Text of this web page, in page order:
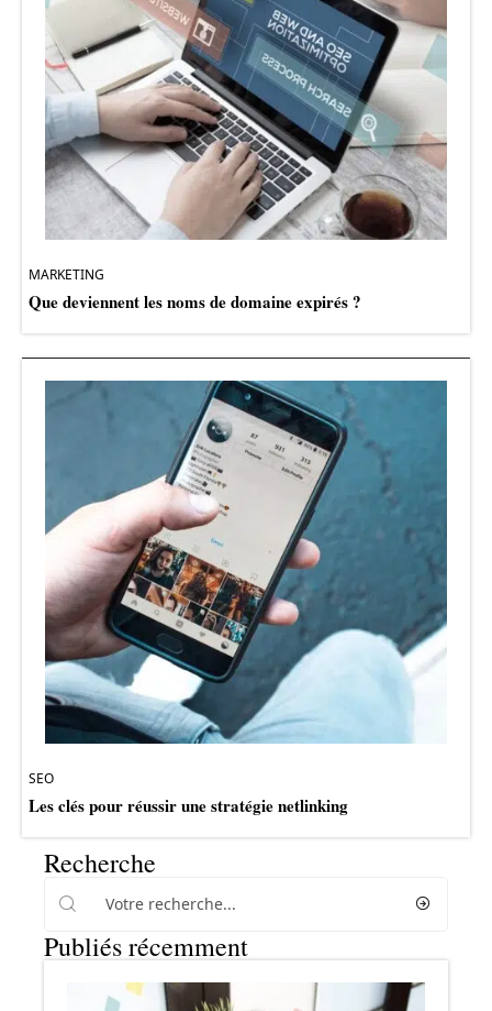
MARKETING
Que deviennent les noms de domaine expirés ?
SEO
Les clés pour réussir une stratégie netlinking
Recherche
Publiés récemment